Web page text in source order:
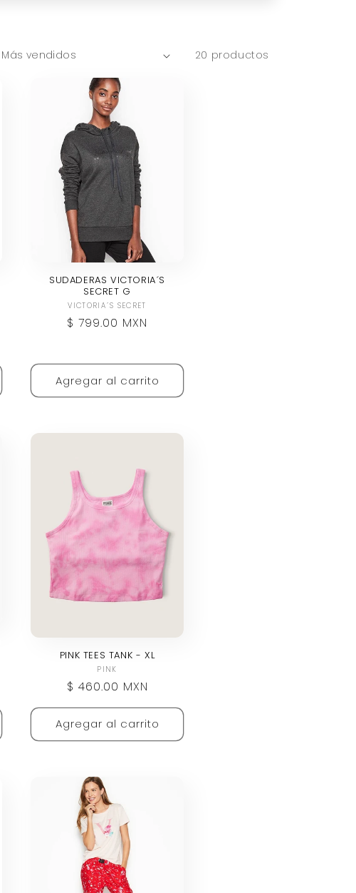
20 productos
SUDADERAS VICTORIA´S
SECRET G
Proveedor:
VICTORIA´S SECRET
Precio
$ 799.00 MXN
Agregar al carrito
PINK TEES TANK - XL
Proveedor:
PINK
Precio
habitual
$ 460.00 MXN
Agregar al carrito